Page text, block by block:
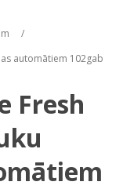
/
automātiem 102gab
Fresh